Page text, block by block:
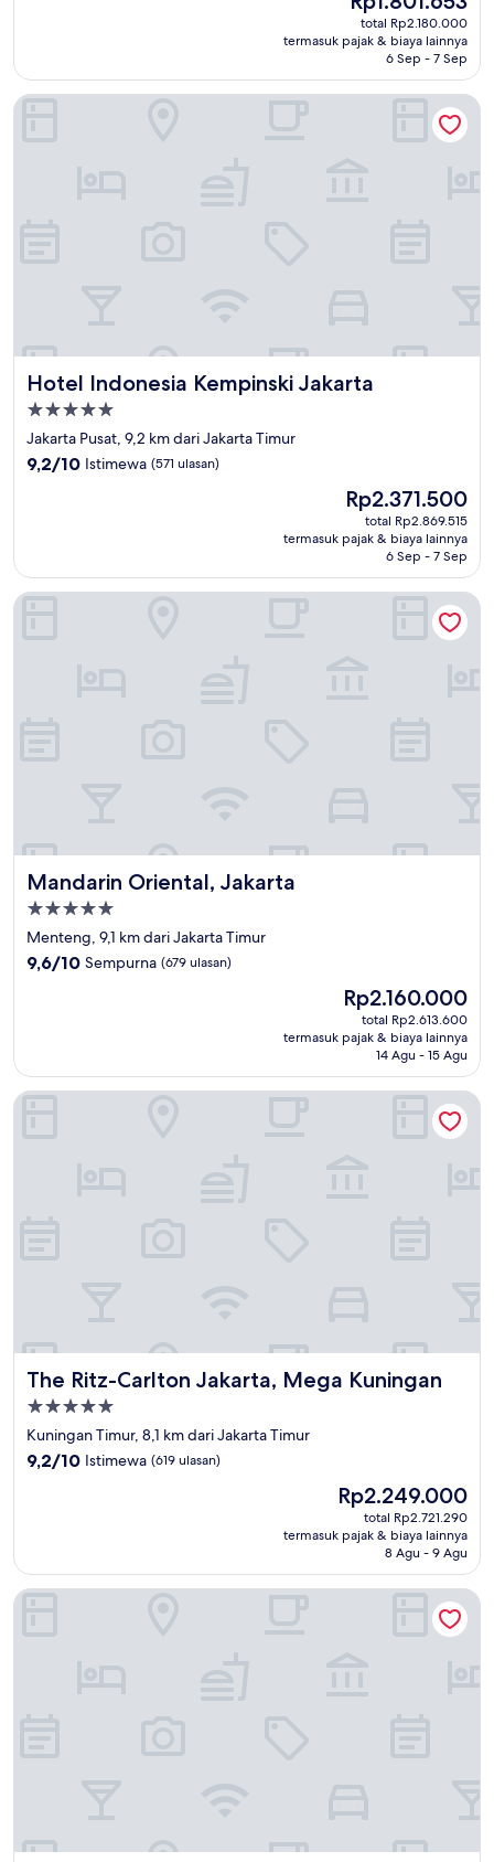
sekarang
Rp1.801.653
total Rp2.180.000
termasuk pajak & biaya lainnya
6 Sep - 7 Sep
Hotel Indonesia Kempinski Jakarta
Hotel Indonesia Kempinski Jakarta
Properti
bintang
5.0
Jakarta Pusat, 9,2 km dari Jakarta Timur
9.2
9,2/10 Istimewa (571 ulasan)
Harga
sekarang
Rp2.371.500
Rp2.371.500
total Rp2.869.515
termasuk pajak & biaya lainnya
6 Sep - 7 Sep
Hotel Indonesia Kempinski Jakarta
Mandarin Oriental, Jakarta
Mandarin Oriental, Jakarta
Properti
bintang
5.0
Menteng, 9,1 km dari Jakarta Timur
9.6
9,6/10 Sempurna (679 ulasan)
Harga
sekarang
Rp2.160.000
Rp2.160.000
total Rp2.613.600
termasuk pajak & biaya lainnya
14 Agu - 15 Agu
Mandarin Oriental, Jakarta
The Ritz-Carlton Jakarta, Mega Kuningan
The Ritz-Carlton Jakarta, Mega Kuningan
Properti
bintang
5.0
Kuningan Timur, 8,1 km dari Jakarta Timur
9.2
9,2/10 Istimewa (619 ulasan)
Harga
sekarang
Rp2.249.000
Rp2.249.000
total Rp2.721.290
termasuk pajak & biaya lainnya
8 Agu - 9 Agu
The Ritz-Carlton Jakarta, Mega Kuningan
The Langham, Jakarta